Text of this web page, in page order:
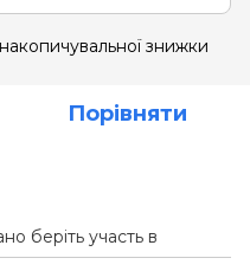
знижки
Порівняти